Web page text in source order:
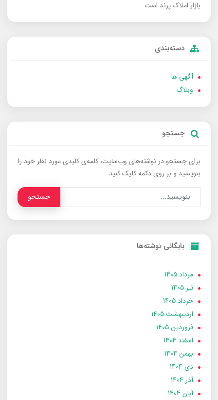
بازار املاک پرند است.
دسته‌بندی
آگهی ها
وبلاگ
جستجو
برای جستجو در نوشته‌های وب‌سایت، کلمه‌ی کلیدی مورد نظر خود را
بنویسید و بر روی دکمه کلیک کنید.
جستجو
بایگانی نوشته‌ها
مرداد 1405
تير 1405
خرداد 1405
ارديبهشت 1405
فروردین 1405
اسفند 1404
بهمن 1404
دی 1404
آذر 1404
آبان 1404